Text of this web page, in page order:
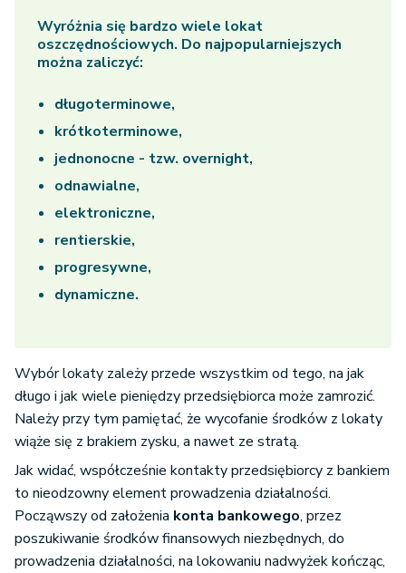
Wyróżnia się bardzo wiele lokat
oszczędnościowych. Do najpopularniejszych
można zaliczyć:
długoterminowe,
krótkoterminowe,
jednonocne - tzw. overnight,
odnawialne,
elektroniczne,
rentierskie,
progresywne,
dynamiczne.
Wybór lokaty zależy przede wszystkim od tego, na jak
długo i jak wiele pieniędzy przedsiębiorca może zamrozić.
Należy przy tym pamiętać, że wycofanie środków z lokaty
wiąże się z brakiem zysku, a nawet ze stratą.
Jak widać, współcześnie kontakty przedsiębiorcy z bankiem
to nieodzowny element prowadzenia działalności.
Począwszy od założenia konta bankowego, przez
poszukiwanie środków finansowych niezbędnych, do
prowadzenia działalności, na lokowaniu nadwyżek kończąc,